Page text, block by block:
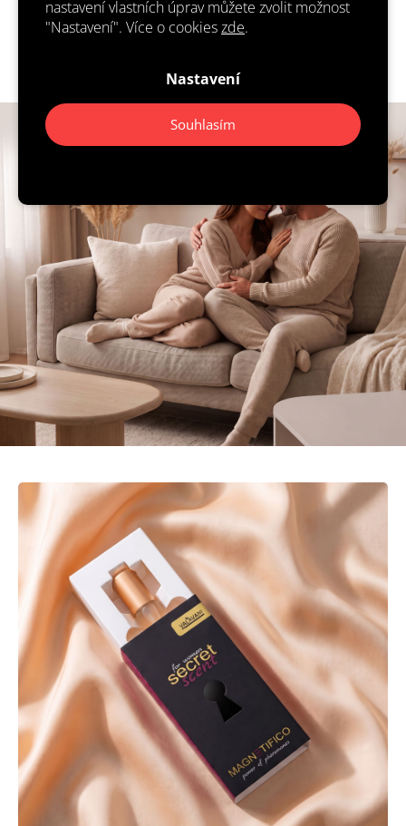
nastavení vlastních úprav můžete zvolit možnost
"Nastavení". Více o cookieszde.
Nastavení
Souhlasím
co za své peníze kupujete!